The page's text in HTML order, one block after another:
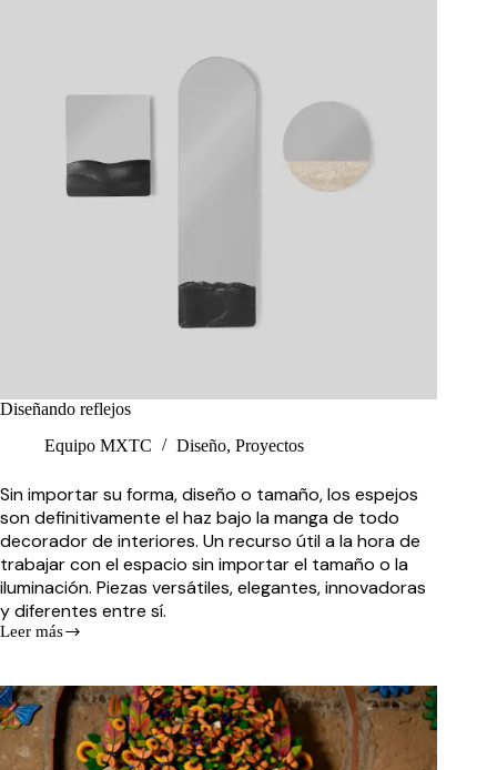
Diseñando reflejos
Equipo MXTC
Diseño, Proyectos
Sin importar su forma, diseño o tamaño, los espejos
son definitivamente el haz bajo la manga de todo
decorador de interiores. Un recurso útil a la hora de
trabajar con el espacio sin importar el tamaño o la
iluminación. Piezas versátiles, elegantes, innovadoras
y diferentes entre sí.
Leer más
Diseñando